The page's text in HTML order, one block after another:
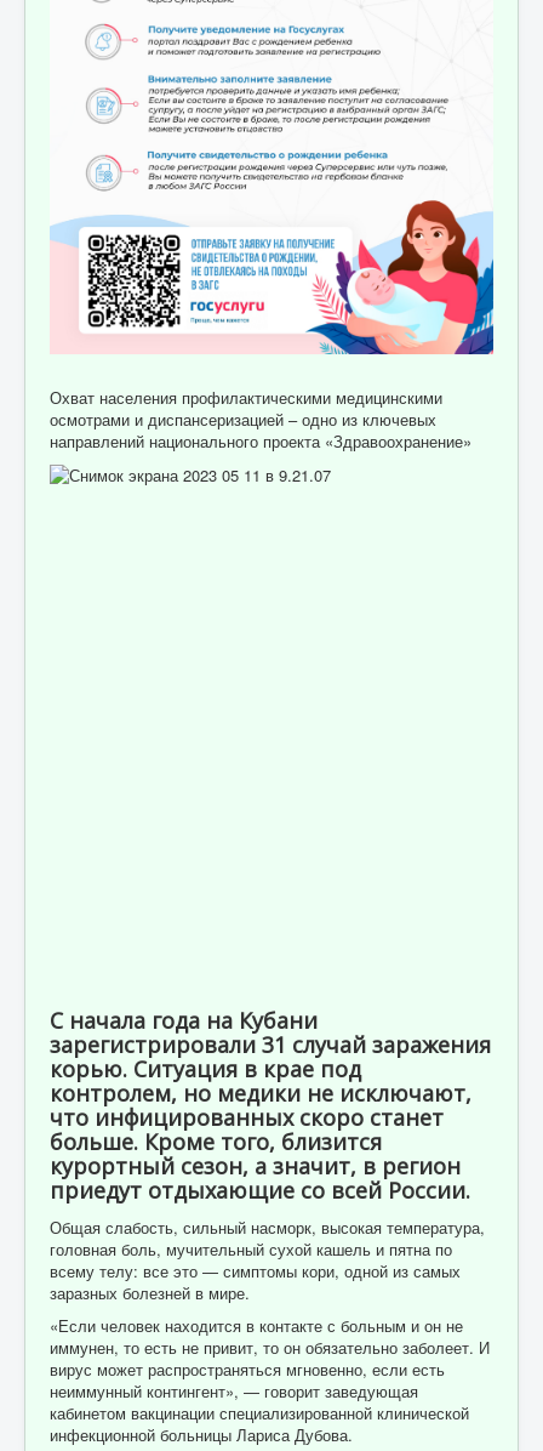
Охват населения профилактическими медицинскими
осмотрами и диспансеризацией – одно из ключевых
направлений национального проекта «Здравоохранение»
С начала года на Кубани
зарегистрировали 31 случай заражения
корью. Ситуация в крае под
контролем, но медики не исключают,
что инфицированных скоро станет
больше. Кроме того, близится
курортный сезон, а значит, в регион
приедут отдыхающие со всей России.
Общая слабость, сильный насморк, высокая температура,
головная боль, мучительный сухой кашель и пятна по
всему телу: все это — симптомы кори, одной из самых
заразных болезней в мире.
«Если человек находится в контакте с больным и он не
иммунен, то есть не привит, то он обязательно заболеет. И
вирус может распространяться мгновенно, если есть
неиммунный контингент», — говорит заведующая
кабинетом вакцинации специализированной клинической
инфекционной больницы Лариса Дубова.